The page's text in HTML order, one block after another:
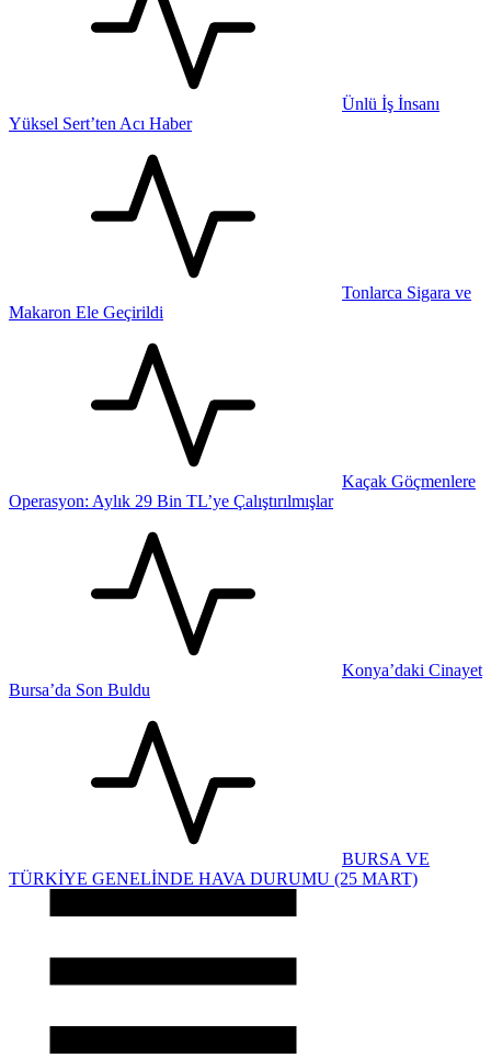
Ünlü İş İnsanı
Yüksel Sert’ten Acı Haber
Tonlarca Sigara ve
Makaron Ele Geçirildi
Kaçak Göçmenlere
Operasyon: Aylık 29 Bin TL’ye Çalıştırılmışlar
Konya’daki Cinayet
Bursa’da Son Buldu
BURSA VE
TÜRKİYE GENELİNDE HAVA DURUMU (25 MART)